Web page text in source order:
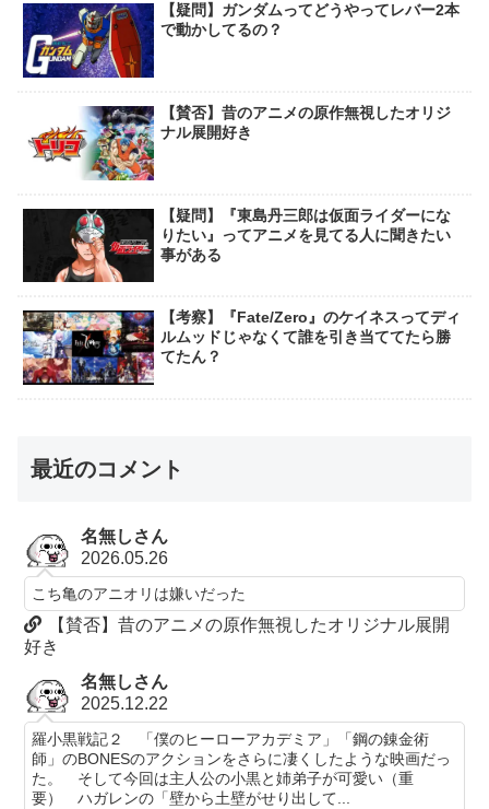
【疑問】ガンダムってどうやってレバー2本
で動かしてるの？
【賛否】昔のアニメの原作無視したオリジ
ナル展開好き
【疑問】『東島丹三郎は仮面ライダーにな
りたい』ってアニメを見てる人に聞きたい
事がある
【考察】『Fate/Zero』のケイネスってディ
ルムッドじゃなくて誰を引き当ててたら勝
てたん？
最近のコメント
名無しさん
2026.05.26
こち亀のアニオリは嫌いだった
【賛否】昔のアニメの原作無視したオリジナル展開
好き
名無しさん
2025.12.22
羅小黒戦記２ 「僕のヒーローアカデミア」「鋼の錬金術
師」のBONESのアクションをさらに凄くしたような映画だっ
た。 そして今回は主人公の小黒と姉弟子が可愛い（重
要） ハガレンの「壁から土壁がせり出して...